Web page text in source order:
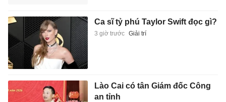
Ca sĩ tỷ phú Taylor Swift đọc gì?
3 giờ trước Giải trí
Lào Cai có tân Giám đốc Công
an tỉnh